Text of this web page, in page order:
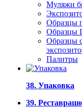
Муляжи
Образцы
Образцы
Образцы
Палитры
38. Упаковка
39.